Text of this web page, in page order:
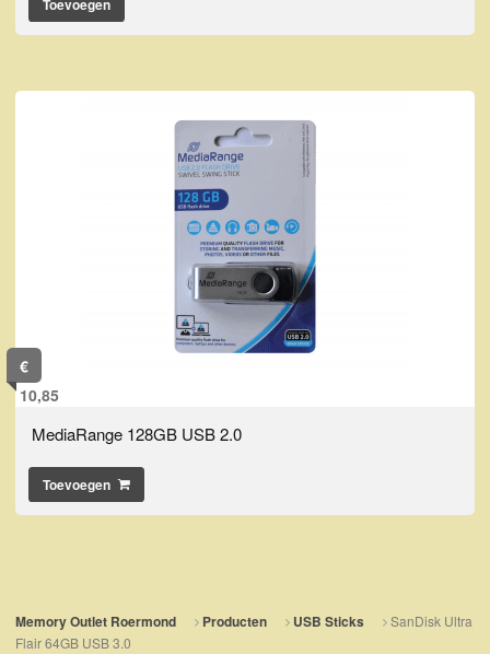
Toevoegen
€
10,85
MediaRange 128GB USB 2.0
Toevoegen
Memory Outlet Roermond Producten USB Sticks
SanDisk Ultra
Flair 64GB USB 3.0